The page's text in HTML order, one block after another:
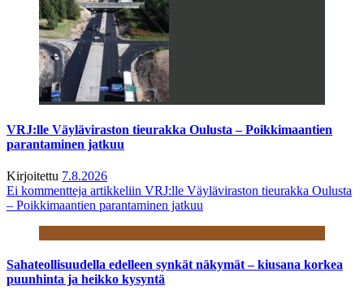
VRJ:lle Väyläviraston tieurakka Oulusta – Poikkimaantien
parantaminen jatkuu
Kirjoitettu 7.8.2026
Ei kommentteja artikkeliin VRJ:lle Väyläviraston tieurakka Oulusta
– Poikkimaantien parantaminen jatkuu
Sahateollisuudella edelleen synkät näkymät – kiusana korkea
puunhinta ja heikko kysyntä